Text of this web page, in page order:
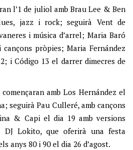
l’1 de juliol amb Brau Lee & Ben
jazz i rock; seguirà Vent de
i música d’arrel; Maria Baró
pròpies; Maria Fernández
i Código 13 el darrer dimecres de
amb Los Hernández el
seguirà Pau Culleré, amb cançons
& Capi el dia 19 amb versions
Lokito, que oferirà una festa
anys 80 i 90 el dia 26 d’agost.